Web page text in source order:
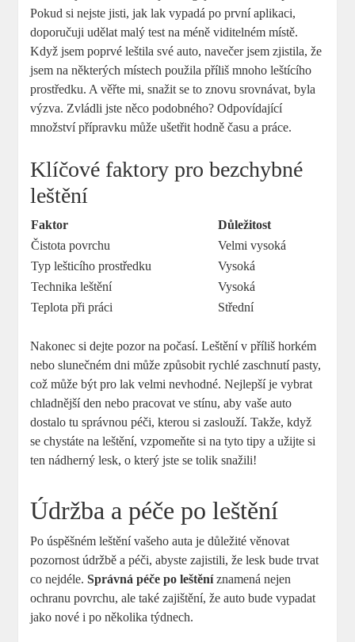
Pokud si nejste jisti, jak lak vypadá po první aplikaci,
doporučuji udělat malý test na méně viditelném místě.
Když jsem poprvé leštila své auto, navečer jsem zjistila, že
jsem na některých místech použila příliš mnoho leštícího
prostředku. A věřte mi, snažit se to znovu srovnávat, byla
výzva. Zvládli jste něco podobného? Odpovídající
množství přípravku může ušetřit hodně času a práce.
Klíčové faktory pro bezchybné
leštění
Faktor
Důležitost
Čistota povrchu
Velmi vysoká
Typ lešticího prostředku
Vysoká
Technika leštění
Vysoká
Teplota při práci
Střední
Nakonec si dejte pozor na počasí. Leštění v příliš horkém
nebo slunečném dni může způsobit rychlé zaschnutí pasty,
což může být pro lak velmi nevhodné. Nejlepší je vybrat
chladnější den nebo pracovat ve stínu, aby vaše auto
dostalo tu správnou péči, kterou si zaslouží. Takže, když
se chystáte na leštění, vzpomeňte si na tyto tipy a užijte si
ten nádherný lesk, o který jste se tolik snažili!
Údržba a péče po leštění
Po úspěšném leštění vašeho auta je důležité věnovat
pozornost údržbě a péči, abyste zajistili, že lesk bude trvat
co nejdéle.Správná péče po leštěníznamená nejen
ochranu povrchu, ale také zajištění, že auto bude vypadat
jako nové i po několika týdnech.